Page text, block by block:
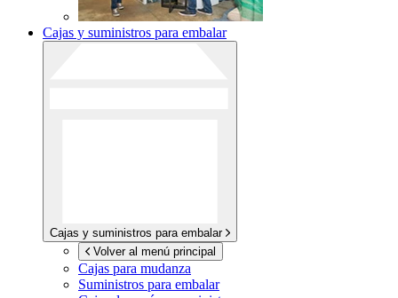
Cajas y suministros para embalar
Cajas y suministros para embalar
Volver al menú principal
Cajas para mudanza
Suministros para embalar